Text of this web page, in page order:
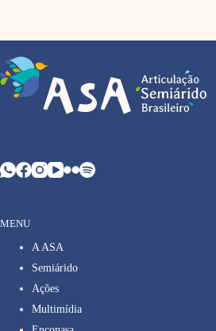
MENU
A ASA
Semiárido
Ações
Multimídia